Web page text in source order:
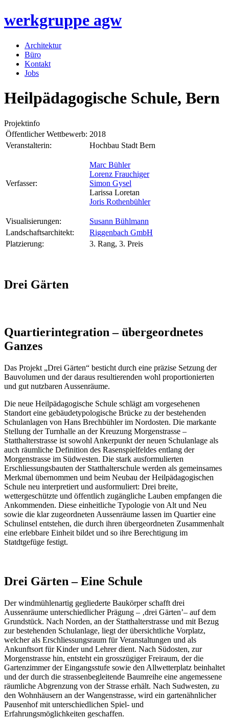
werkgruppe agw
Architektur
Büro
Kontakt
Jobs
Heilpädagogische Schule, Bern
Projektinfo
Öffentlicher Wettbewerb: 2018
Veranstalterin:
Hochbau Stadt Bern
Verfasser:
Marc Bühler
Lorenz Frauchiger
Simon Gysel
Larissa Loretan
Joris Rothenbühler
Visualisierungen:
Susann Bühlmann
Landschaftsarchitekt:
Riggenbach GmbH
Platzierung:
3. Rang, 3. Preis
Drei Gärten
Quartierintegration – übergeordnetes
Ganzes
Das Projekt „Drei Gärten“ besticht durch eine präzise Setzung der
Bauvolumen und der daraus resultierenden wohl proportionierten
und gut nutzbaren Aussenräume.
Die neue Heilpädagogische Schule schlägt am vorgesehenen
Standort eine gebäudetypologische Brücke zu der bestehenden
Schulanlagen von Hans Brechbühler im Nordosten. Die markante
Stellung der Turnhalle an der Kreuzung Morgenstrasse –
Statthalterstrasse ist sowohl Ankerpunkt der neuen Schulanlage als
auch räumliche Definition des Rasenspielfeldes entlang der
Morgenstrasse im Südwesten. Die stark ausformulierten
Erschliessungsbauten der Statthalterschule werden als gemeinsames
Merkmal übernommen und beim Neubau der Heilpädagogischen
Schule neu interpretiert und ausformuliert: Drei breite,
wettergeschützte und öffentlich zugängliche Lauben empfangen die
Ankommenden. Diese einheitliche Typologie von Alt und Neu
sowie die klar zugeordneten Aussenräume lassen im Quartier eine
Schulinsel entstehen, die durch ihren übergeordneten Zusammenhalt
eine erlebbare Einheit bildet und so ihre Berechtigung im
Statdtgefüge festigt.
Drei Gärten – Eine Schule
Der windmühlenartig gegliederte Baukörper schafft drei
Aussenräume unterschiedlicher Prägung – ‚drei Gärten’– auf dem
Grundstück. Nach Norden, an der Statthalterstrasse und mit Bezug
zur bestehenden Schulanlage, liegt der übersichtliche Vorplatz,
welcher als Erschliessungsraum für Veranstaltungen und als
Ankunftsort für Kinder und Lehrer dient. Nach Südosten, zur
Morgenstrasse hin, entsteht ein grosszügiger Freiraum, der die
Gartenzimmer der Eingangsstufe sowie den Allwetterplatz beinhaltet
und der durch die strassenbegleitende Baumreihe eine angemessene
räumliche Abgrenzung von der Strasse erhält. Nach Sudwesten, zu
den Wohnhäusern an der Wangenstrasse, wird ein gartenähnlicher
Pausenhof mit unterschiedlichen Spiel- und
Erfahrungsmöglichkeiten geschaffen.